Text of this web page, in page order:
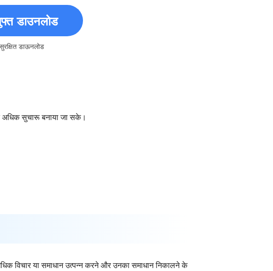
डाउनलोड
सुरक्षित डाऊनलोड
सुचारू बनाया जा सके।
विचार या समाधान उत्पन्न करने और उनका समाधान निकालने के